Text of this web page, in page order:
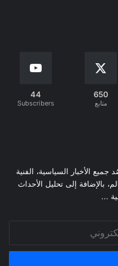
650
متابع
44
Subscribers
الأخبار السياسية، الفنية
بالإضافة إلى تحليل الأحداث
...